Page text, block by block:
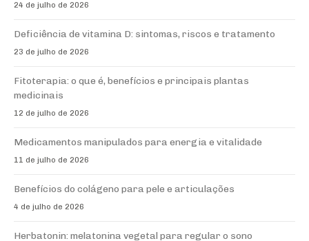
24 de julho de 2026
Deficiência de vitamina D: sintomas, riscos e tratamento
23 de julho de 2026
Fitoterapia: o que é, benefícios e principais plantas
medicinais
12 de julho de 2026
Medicamentos manipulados para energia e vitalidade
11 de julho de 2026
Benefícios do colágeno para pele e articulações
4 de julho de 2026
Herbatonin: melatonina vegetal para regular o sono